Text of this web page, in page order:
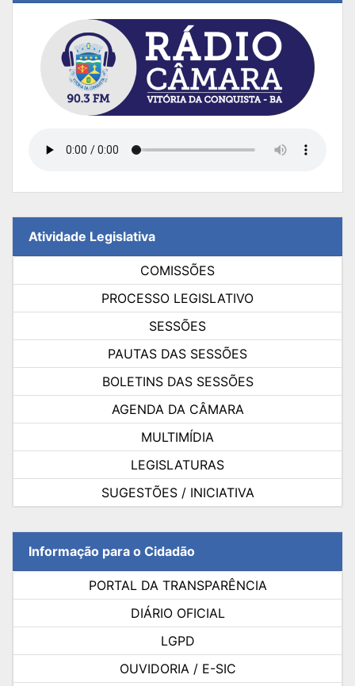
Atividade Legislativa
COMISSÕES
PROCESSO LEGISLATIVO
SESSÕES
PAUTAS DAS SESSÕES
BOLETINS DAS SESSÕES
AGENDA DA CÂMARA
MULTIMÍDIA
LEGISLATURAS
SUGESTÕES / INICIATIVA
Informação para o Cidadão
PORTAL DA TRANSPARÊNCIA
DIÁRIO OFICIAL
LGPD
OUVIDORIA / E-SIC